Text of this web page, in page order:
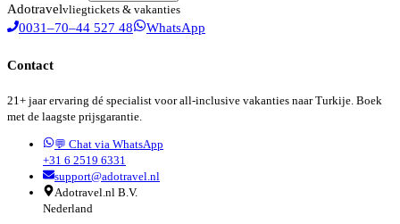
Adotravelvliegtickets & vakanties
0031–70–44 527 48 WhatsApp
Contact
21+ jaar ervaring dé specialist voor all-inclusive vakanties naar Turkije. Boek
met de laagste prijsgarantie.
💬 Chat via WhatsApp
+31 6 2519 6331
support@adotravel.nl
Adotravel.nl B.V.
Nederland